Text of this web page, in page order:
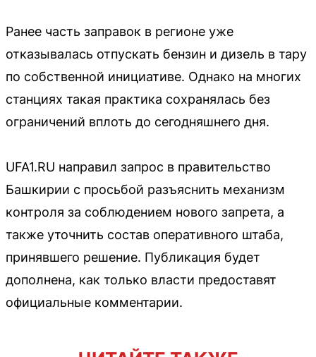
Ранее часть заправок в регионе уже
отказывалась отпускать бензин и дизель в тару
по собственной инициативе. Однако на многих
станциях такая практика сохранялась без
ограничений вплоть до сегодняшнего дня.
UFA1.RU направил запрос в правительство
Башкирии с просьбой разъяснить механизм
контроля за соблюдением нового запрета, а
также уточнить состав оперативного штаба,
принявшего решение. Публикация будет
дополнена, как только власти предоставят
официальные комментарии.